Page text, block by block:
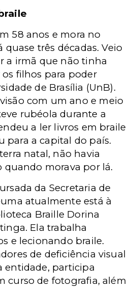
58 anos e mora no
quase três décadas. Veio
a irmã que não tinha
filhos para poder
de Brasília (UnB).
com um ano e meio
rubéola durante a
a ler livros em braile
para a capital do país.
natal, não havia
quando morava por lá.
da Secretaria de
atualmente está à
Braille Dorina
Ela trabalha
e lecionando braile.
de deficiência visual
entidade, participa
curso de fotografia, além